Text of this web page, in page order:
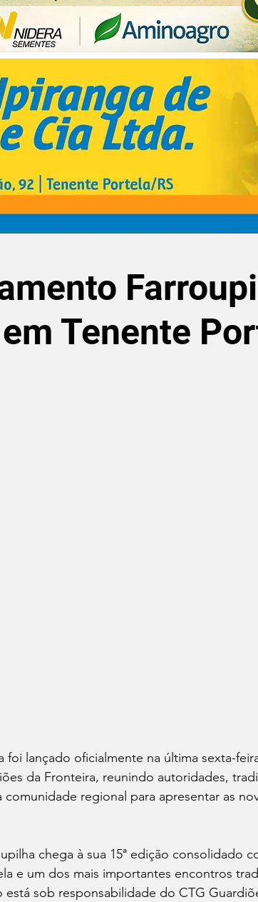
Tenente
foi lançado oficialmente na última sexta-
da Fronteira, reunindo autoridades,
regional para apresentar as
chega à sua 15ª edição consolidado
e um dos mais importantes encontros
está sob responsabilidade do CTG